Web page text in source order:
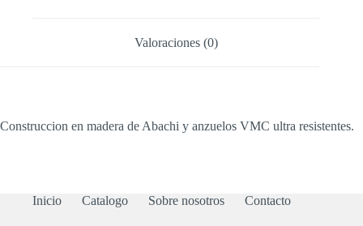
Valoraciones (0)
Construccion en madera de Abachi y anzuelos VMC ultra resistentes.
Inicio Catalogo Sobre nosotros Contacto